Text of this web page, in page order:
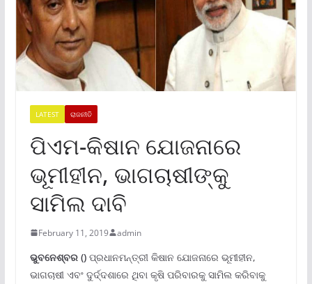
LATEST ରାଜନୀତି
ପିଏମ-କିଷାନ ଯୋଜନାରେ
ଭୂମୀହୀନ, ଭାଗଚାଷୀଙ୍କୁ
ସାମିଲ ଦାବି
February 11, 2019 admin
ଭୁବନେଶ୍ବର () ପ୍ରଧାନମନ୍ତ୍ରୀ କିଷାନ ଯୋଜନାରେ ଭୂମୀହୀନ,
ଭାଗଚାଷୀ ଏବଂ ଦୁର୍ଦ୍ଦଶାରେ ଥିବା କୃଷି ପରିବାରକୁ ସାମିଲ କରିବାକୁ